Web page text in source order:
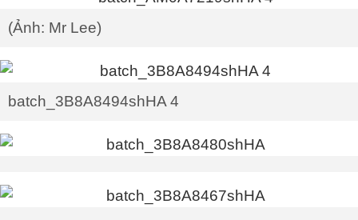
(Ảnh: Mr Lee)
batch_3B8A8494shHA 4